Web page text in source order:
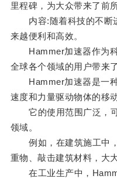
里程碑，为大众带来了前
内容:随着科技的不断
来越便利和高效。
Hammer加速器作为科
全球各个领域的用户带来
Hammer加速器是一种
速度和力量驱动物体的移
它的使用范围广泛，可
领域。
例如，在建筑施工中，
重物、敲击建筑材料，大
在工业生产中，